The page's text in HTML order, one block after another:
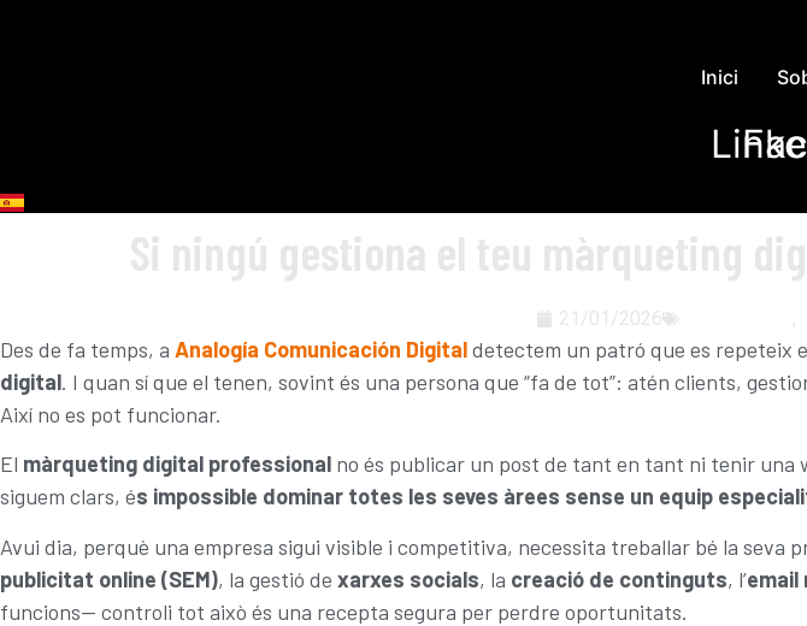
Inici
Si ningú gestiona el teu màrqueting
21/01/2026 ,
Des de fa temps, a Analogía Comunicación Digitaldetectem un patró que es repeteix
digital. I quan sí que el tenen, sovint és una persona que “fa de tot”: atén clients,
Així no es pot funcionar.
El màrqueting digital professional no és publicar un post de tant en tant ni tenir una
siguem clars, és impossible dominar totes les seves àrees sense un equip
Avui dia, perquè una empresa sigui visible i competitiva, necessita treballar bé la seva
publicitat online (SEM), la gestió de xarxes socials, la creació de continguts, l’email
funcions— controli tot això és una recepta segura per perdre oportunitats.